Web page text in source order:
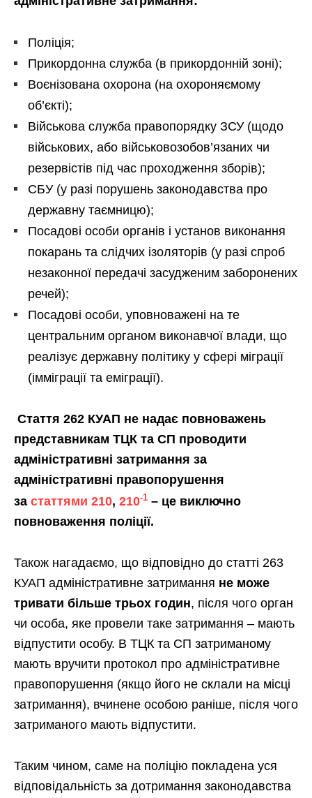
Поліція;
Прикордонна служба (в прикордонній зоні);
Воєнізована охорона (на охороняємому
об’єкті);
Військова служба правопорядку ЗСУ (щодо
військових, або військовозобов’язаних чи
резервістів під час проходження зборів);
СБУ (у разі порушень законодавства про
державну таємницю);
Посадові особи органів і установ виконання
покарань та слідчих ізоляторів (у разі спроб
незаконної передачі засудженим заборонених
речей);
Посадові особи, уповноважені на те
центральним органом виконавчої влади, що
реалізує державну політику у сфері міграції
(імміграції та еміграції).
Стаття 262 КУАП не надає повноважень
представникам ТЦК та СП проводити
адміністративні затримання за
адміністративні правопорушення
за статтями 210, 210-1 – це виключно
повноваження поліції.
Також нагадаємо, що відповідно до статті 263
КУАП адміністративне затримання не може
тривати більше трьох годин, після чого орган
чи особа, яке провели таке затримання – мають
відпустити особу. В ТЦК та СП затриманому
мають вручити протокол про адміністративне
правопорушення (якщо його не склали на місці
затримання), вчинене особою раніше, після чого
затриманого мають відпустити.
Таким чином, саме на поліцію покладена уся
відповідальність за дотримання законодавства